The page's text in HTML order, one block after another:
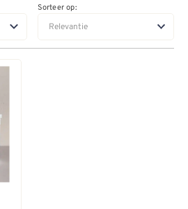
Sorteer op: